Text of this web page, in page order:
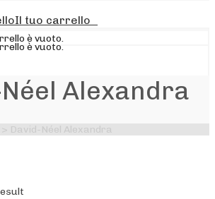
è vuoto.
Il tuo carrello
è vuoto.
Alexandra
> David-Néel Alexandra